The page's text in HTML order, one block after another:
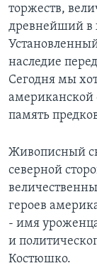
НЬЮ-ЙОРК
АМЕРИКА.
ТЕСТЫ
ВИДЕО
ПОДПИСКА НА
Learning English
СОЦИАЛЬНЫЕ СЕТИ
Языки
торжеств,
древнейший в
наследие
Сегодня мы
американской
память
Живописный
северной
героев
- имя
и
Костюшко.